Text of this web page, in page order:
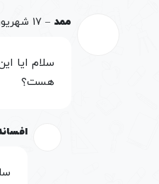
ممد – 17 شهریور, 1404
سلام ایا
هست؟